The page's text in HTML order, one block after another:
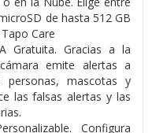
de hasta 512 GB
Care
Gratuita. Gracias a la
emite alertas a
personas, mascotas y
las falsas alertas y las
Configura